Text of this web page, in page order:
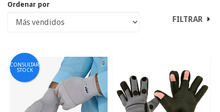
Ordenar por
FILTRAR
CONSULTAR
STOCK